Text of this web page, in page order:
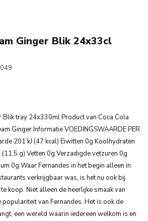
Ginger Blik 24x33cl
Blik tray 24x330ml Product van Coca Cola
Ginger Informatie VOEDINGSWAARDE PER
201 kJ (47 kcal) Eiwitten 0g Koolhydraten
g) Vetten 0g Verzadigde vetzuren 0g
0g Waar Fernandes in het begin alleen in
verkrijgbaar was, is het nu ook bij
koop. Niet alleen de heerlijke smaak van
van Fernandes. Het is ook de
een wereld waarin iedereen welkom is en